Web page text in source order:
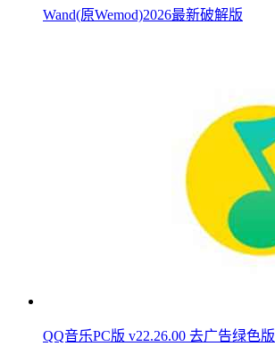
Wand(原Wemod)2026最新破解版
QQ音乐PC版 v22.26.00 去广告绿色版